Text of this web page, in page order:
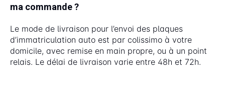
ma commande ?
Le mode de livraison pour l’envoi des plaques
d’immatriculation auto est par colissimo à votre
domicile, avec remise en main propre, ou à un point
relais. Le délai de livraison varie entre 48h et 72h.